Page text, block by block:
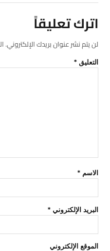
اترك تعليقاً
لن يتم نشر عنوان بريدك الإلكتروني.
التعليق *
الاسم *
البريد الإلكتروني *
الموقع الإلكتروني